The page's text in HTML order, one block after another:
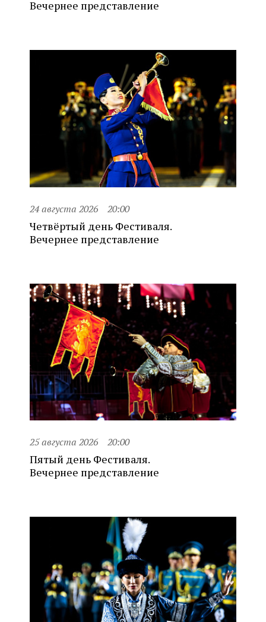
Вечернее представление
24 августа 2026 20:00
Четвёртый день Фестиваля.
Вечернее представление
25 августа 2026 20:00
Пятый день Фестиваля.
Вечернее представление